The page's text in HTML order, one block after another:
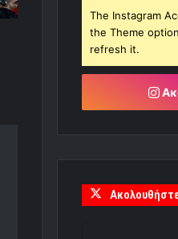
The Instagram
the Theme
refresh it.